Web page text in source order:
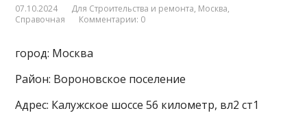
07.10.2024 Для Строительства и ремонта, Москва,
Справочная
Комментарии: 0
город: Москва
Район: Вороновское поселение
Адрес: Калужское шоссе 56 километр, вл2 ст1